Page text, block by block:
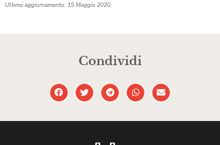
Ultimo aggiornamento: 15 Maggio 2020
Condividi